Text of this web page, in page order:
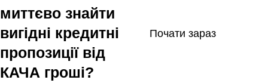
миттєво знайти
вигідні кредитні
пропозиції від
КАЧА гроші?
Почати зараз